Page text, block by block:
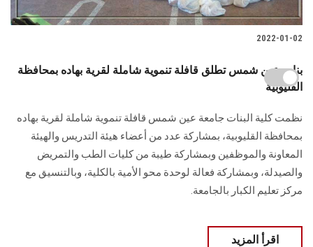
2022-01-02
بنات عين شمس تطلق قافلة تنموية شاملة لقرية بهاده بمحافظة
القليوبية
نظمت كلية البنات جامعة عين شمس قافلة تنموية شاملة لقرية بهاده
بمحافظة القليوبية، بمشاركة عدد من أعضاء هيئة التدريس والهيئة
المعاونة والموظفين وبمشاركة طيبة من كليات الطب والتمريض
والصيدلة، وبمشاركة فعالة لوحدة محو الأمية بالكلية، وبالتنسيق مع
مركز تعليم الكبار بالجامعة.
اقرأ المزيد